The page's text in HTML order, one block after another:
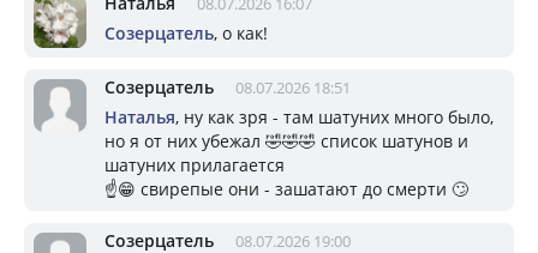
Созерцатель, о как!
Созерцатель 08.07.2026 18:51
Наталья, ну как зря - там шатуних много было,
но я от них убежал 🤣🤣🤣 список шатунов и
шатуних прилагается
☝️😁 свирепые они - зашатают до смерти 🙄
Созерцатель 08.07.2026 19:00